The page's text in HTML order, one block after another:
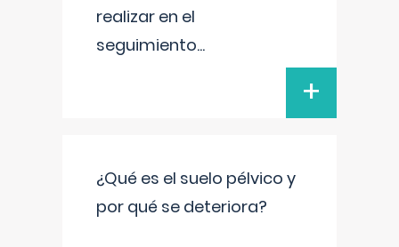
realizar en el
seguimiento...
+
¿Qué es el suelo pélvico y
por qué se deteriora?